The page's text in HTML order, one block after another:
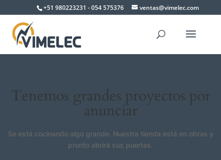
+51 980223231 - 054 575376 ventas@vimelec.com
Tenemos grandes proyectos por
anunciar
Se está cocinando algo grande. Nuestra tienda está en obras y
pronto abrirá sus puertas.